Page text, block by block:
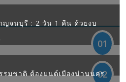
01
ญจนบุรี : 2 วัน 1 คืน ด้วยงบ
02
รมชาติ ต้องมนต์เมืองน่านนคร